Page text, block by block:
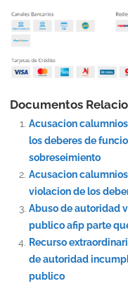
Documentos
Acusacion
los deberes de
sobreseimiento
Acusacion
violacion de los
Abuso de autoridad
publico afip parte
Recurso
de autoridad
publico